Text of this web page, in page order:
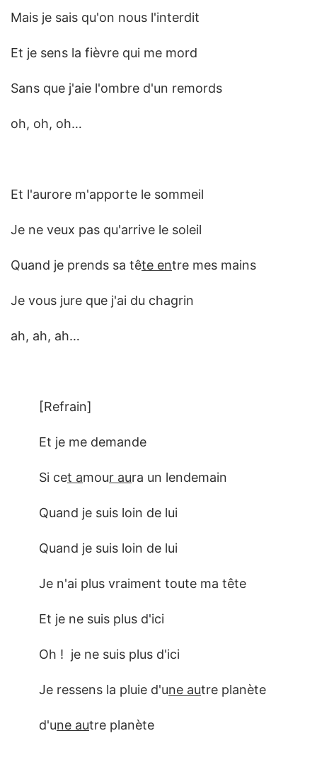
Mais je sais qu'on nous l'interdit
Et je sens la fièvre qui me mord
Sans que j'aie l'ombre d'un remords
oh, oh, oh…
Et l'aurore m'apporte le sommeil
Je ne veux pas qu'arrive le soleil
Quand je prends sa tête entre mes mains
Je vous jure que j'ai du chagrin
ah, ah, ah…
[Refrain]
Et je me demande
Si cet amour aura un lendemain
Quand je suis loin de lui
Quand je suis loin de lui
Je n'ai plus vraiment toute ma tête
Et je ne suis plus d'ici
Oh ! je ne suis plus d'ici
Je ressens la pluie d'une autre planète
d'une autre planète